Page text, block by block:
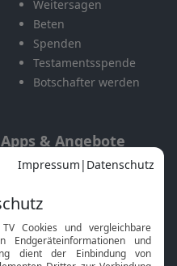
Weitersagen
Beten
Spenden
Testamentsspende
Botschafter werden
Apps & Angebote
Mobile App
Smart TV
HbbTV